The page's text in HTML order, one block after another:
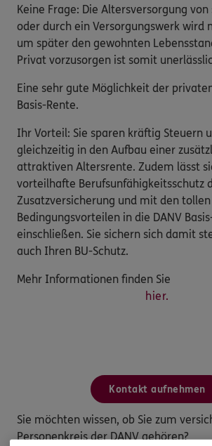
Keine Frage: Die Altersversorgung
oder durch ein Versorgungswerk wird
um später den gewohnten
Privat vorzusorgen ist somit
Eine sehr gute Möglichkeit der
Basis-Rente.
Ihr Vorteil: Sie sparen kräftig Steuern
gleichzeitig in den Aufbau einer
attraktiven Altersrente. Zudem lässt
vorteilhafte Berufsunfähigkeitsschutz
Zusatzversicherung und mit den tollen
Bedingungsvorteilen in die DANV
einschließen. Sie sichern sich damit
auch Ihren BU-Schutz.
Mehr Informationen finden Sie
hier.
Kontakt aufnehmen
Sie möchten wissen, ob Sie zum
Personenkreis der DANV gehören?